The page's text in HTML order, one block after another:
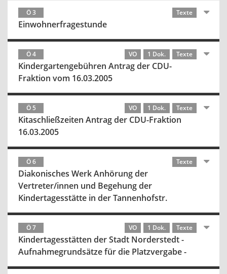
Ö 3 Texte
Einwohnerfragestunde
Ö 4 VO 1 Dok. Texte
Kindergartengebühren Antrag der CDU-
Fraktion vom 16.03.2005
Ö 5 VO 1 Dok. Texte
Kitaschließzeiten Antrag der CDU-Fraktion
16.03.2005
Ö 6 Texte
Diakonisches Werk Anhörung der
Vertreter/innen und Begehung der
Kindertagesstätte in der Tannenhofstr.
Ö 7 VO 1 Dok. Texte
Kindertagesstätten der Stadt Norderstedt -
Aufnahmegrundsätze für die Platzvergabe -